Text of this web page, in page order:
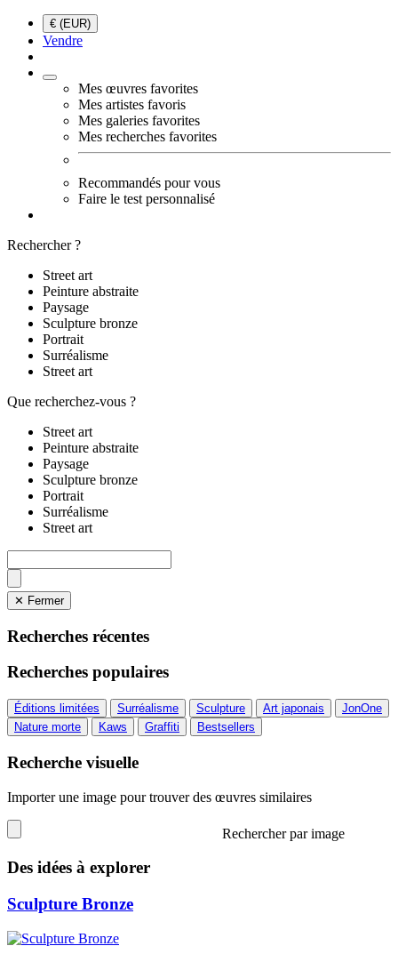
€ (EUR)
Vendre
Mes œuvres favorites
Mes artistes favoris
Mes galeries favorites
Mes recherches favorites
Recommandés pour vous
Faire le test personnalisé
Rechercher ?
Street art
Peinture abstraite
Paysage
Sculpture bronze
Portrait
Surréalisme
Street art
Que recherchez-vous ?
Street art
Peinture abstraite
Paysage
Sculpture bronze
Portrait
Surréalisme
Street art
✕ Fermer
Recherches récentes
Recherches populaires
Éditions limitées Surréalisme Sculpture Art japonais
JonOne
Nature morte
Kaws Graffiti Bestsellers
Recherche visuelle
Importer une image pour trouver des œuvres similaires
Rechercher par image
Des idées à explorer
Sculpture Bronze